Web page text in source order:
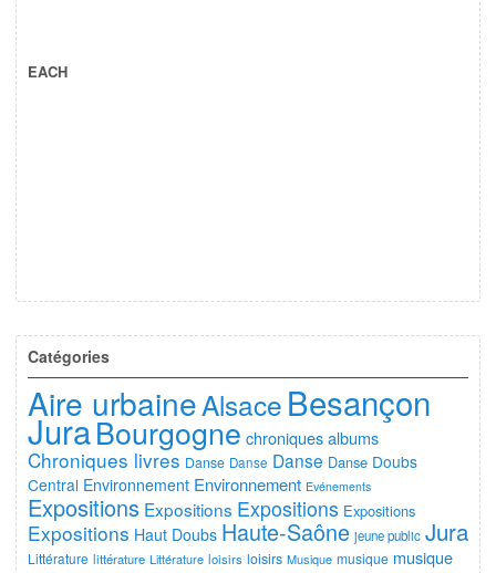
EACH
Catégories
Aire urbaineAlsace Besançon
JuraBourgogne chroniques albums
Chroniques livres Danse Danse Danse Danse Doubs
Central Environnement Environnement Evénements
Expositions Expositions Expositions Expositions
Expositions Haut Doubs Haute-Saône jeune public Jura
Littérature littérature Littérature loisirs loisirs Musique musique musique